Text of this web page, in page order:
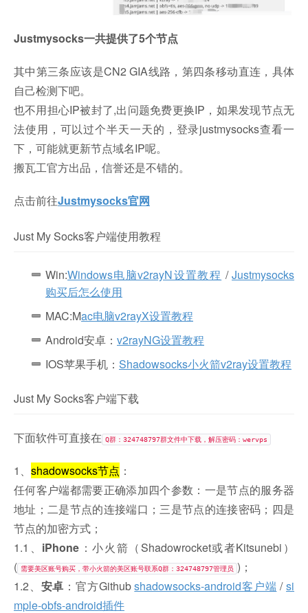
Justmysocks一共提供了5个节点
其中第三条应该是CN2 GIA线路，第四条移动直连，具体
自己检测下吧。
也不用担心IP被封了,出问题免费更换IP，如果发现节点无
法使用，可以过个半天一天的，登录justmysocks查看一
下，可能就更新节点域名IP呢。
搬瓦工官方出品，信誉还是不错的。
点击前往Justmysocks官网
Just My Socks客户端使用教程
Win:Windows电脑v2rayN设置教程 /Justmysocks
购买后怎么使用
MAC:Mac电脑v2rayX设置教程
Android安卓： v2rayNG设置教程
IOS苹果手机： Shadowsocks小火箭v2ray设置教程
Just My Socks客户端下载
下面软件可直接在 Q群：324748797群文件中下载，解压密码：wervps
1、 shadowsocks节点 ：
任何客户端都需要正确添加四个参数：一是节点的服务器
地址；二是节点的连接端口；三是节点的连接密码；四是
节点的加密方式；
1.1、 iPhone ：小火箭（Shadowrocket或者Kitsunebi）
( 需要美区账号购买，带小火箭的美区账号联系Q群：324748797管理员 )；
1.2、 安卓 ：官方Githubshadowsocks-android客户端 /si
mple-obfs-android插件